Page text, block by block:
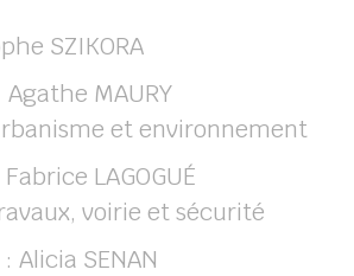
SZIKORA
Agathe MAURY
et environnement
Fabrice LAGOGUÉ
voirie et sécurité
: Alicia SENAN